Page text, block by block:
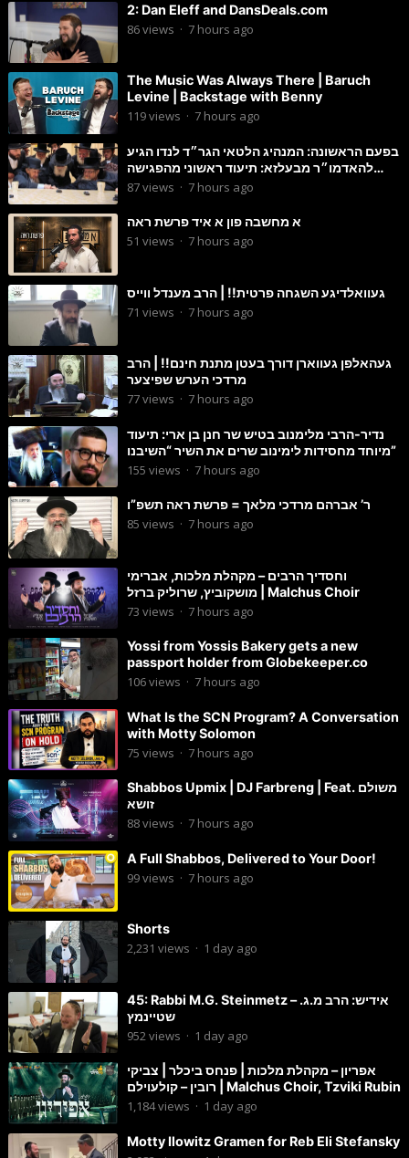
2: Dan Eleff and DansDeals.com
86views · 7 hours ago
The Music Was Always There | Baruch
Levine | Backstage with Benny
119views · 7 hours ago
בפעם הראשונה: המנהיג הלטאי הגר״ד לנדו הגיע
להאדמו״ר מבעלזא: תיעוד ראשוני מהפגישה
הנדירה
87views · 7 hours ago
א מחשבה פון א איד פרשת ראה
51 views · 7 hours ago
געוואלדיגע השגחה פרטית!! | הרב מענדל ווייס
71 views · 7 hours ago
געהאלפן געווארן דורך בעטן מתנת חינם!! | הרב
מרדכי הערש שפיצער
77views · 7 hours ago
נדיר-הרבי מלימנוב בטיש שר חנן בן ארי: תיעוד
מיוחד מחסידות לימינוב שרים את השיר “השיבנו”
155 views · 7 hours ago
ר’ אברהם מרדכי מלאך = פרשת ראה תשפ”ו
85 views · 7 hours ago
וחסדיך הרבים – מקהלת מלכות, אברימי
מושקוביץ, שרוליק ברזל | Malchus Choir
73 views · 7 hours ago
Yossi from Yossis Bakery gets a new
passport holder from Globekeeper.co
106views · 7 hours ago
What Is the SCN Program? A Conversation
with Motty Solomon
75 views · 7 hours ago
Shabbos Upmix | DJ Farbreng | Feat. משולם
זושא
88views · 7 hours ago
A Full Shabbos, Delivered to Your Door!
99views · 7 hours ago
Shorts
2,231 views · 1 day ago
45: Rabbi M.G. Steinmetz – אידיש: הרב מ.ג.
שטיינמץ
952views · 1 day ago
אפריון – מקהלת מלכות | פנחס ביכלר | צביקי
רובין – קולעוילם | Malchus Choir, Tzviki Rubin
1,184views · 1 day ago
Motty Ilowitz Gramen for Reb Eli Stefansky